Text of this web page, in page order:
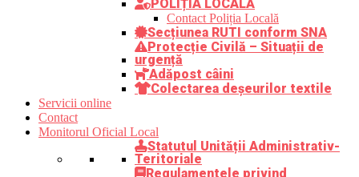
POLIȚIA LOCALĂ
Contact Poliția Locală
Secțiunea RUTI conform SNA
Protecție Civilă – Situații de
urgență
Adăpost câini
Colectarea deșeurilor textile
Servicii online
Contact
Monitorul Oficial Local
Statutul Unității Administrativ-
Teritoriale
Regulamentele privind